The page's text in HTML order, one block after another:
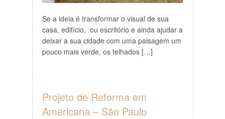
Se a ideia é transformar o visual de sua
casa, edifício, ou escritório e ainda ajudar a
deixar a sua cidade com uma paisagem um
pouco mais verde, os telhados […]
Projeto de Reforma em
Americana – São Paulo